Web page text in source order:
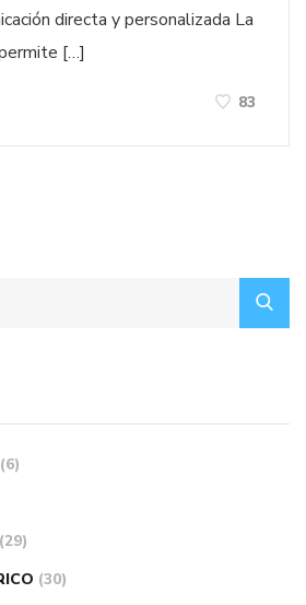
directa y personalizada La
[…]
83
(6)
(29)
(30)